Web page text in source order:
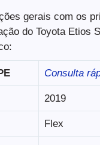
gerais com os
do Toyota Etios
Consulta
2019
Flex